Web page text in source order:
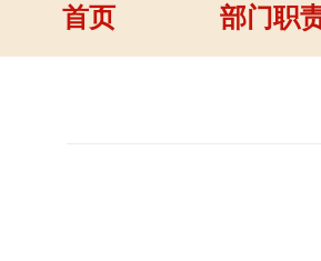
首页 部门职